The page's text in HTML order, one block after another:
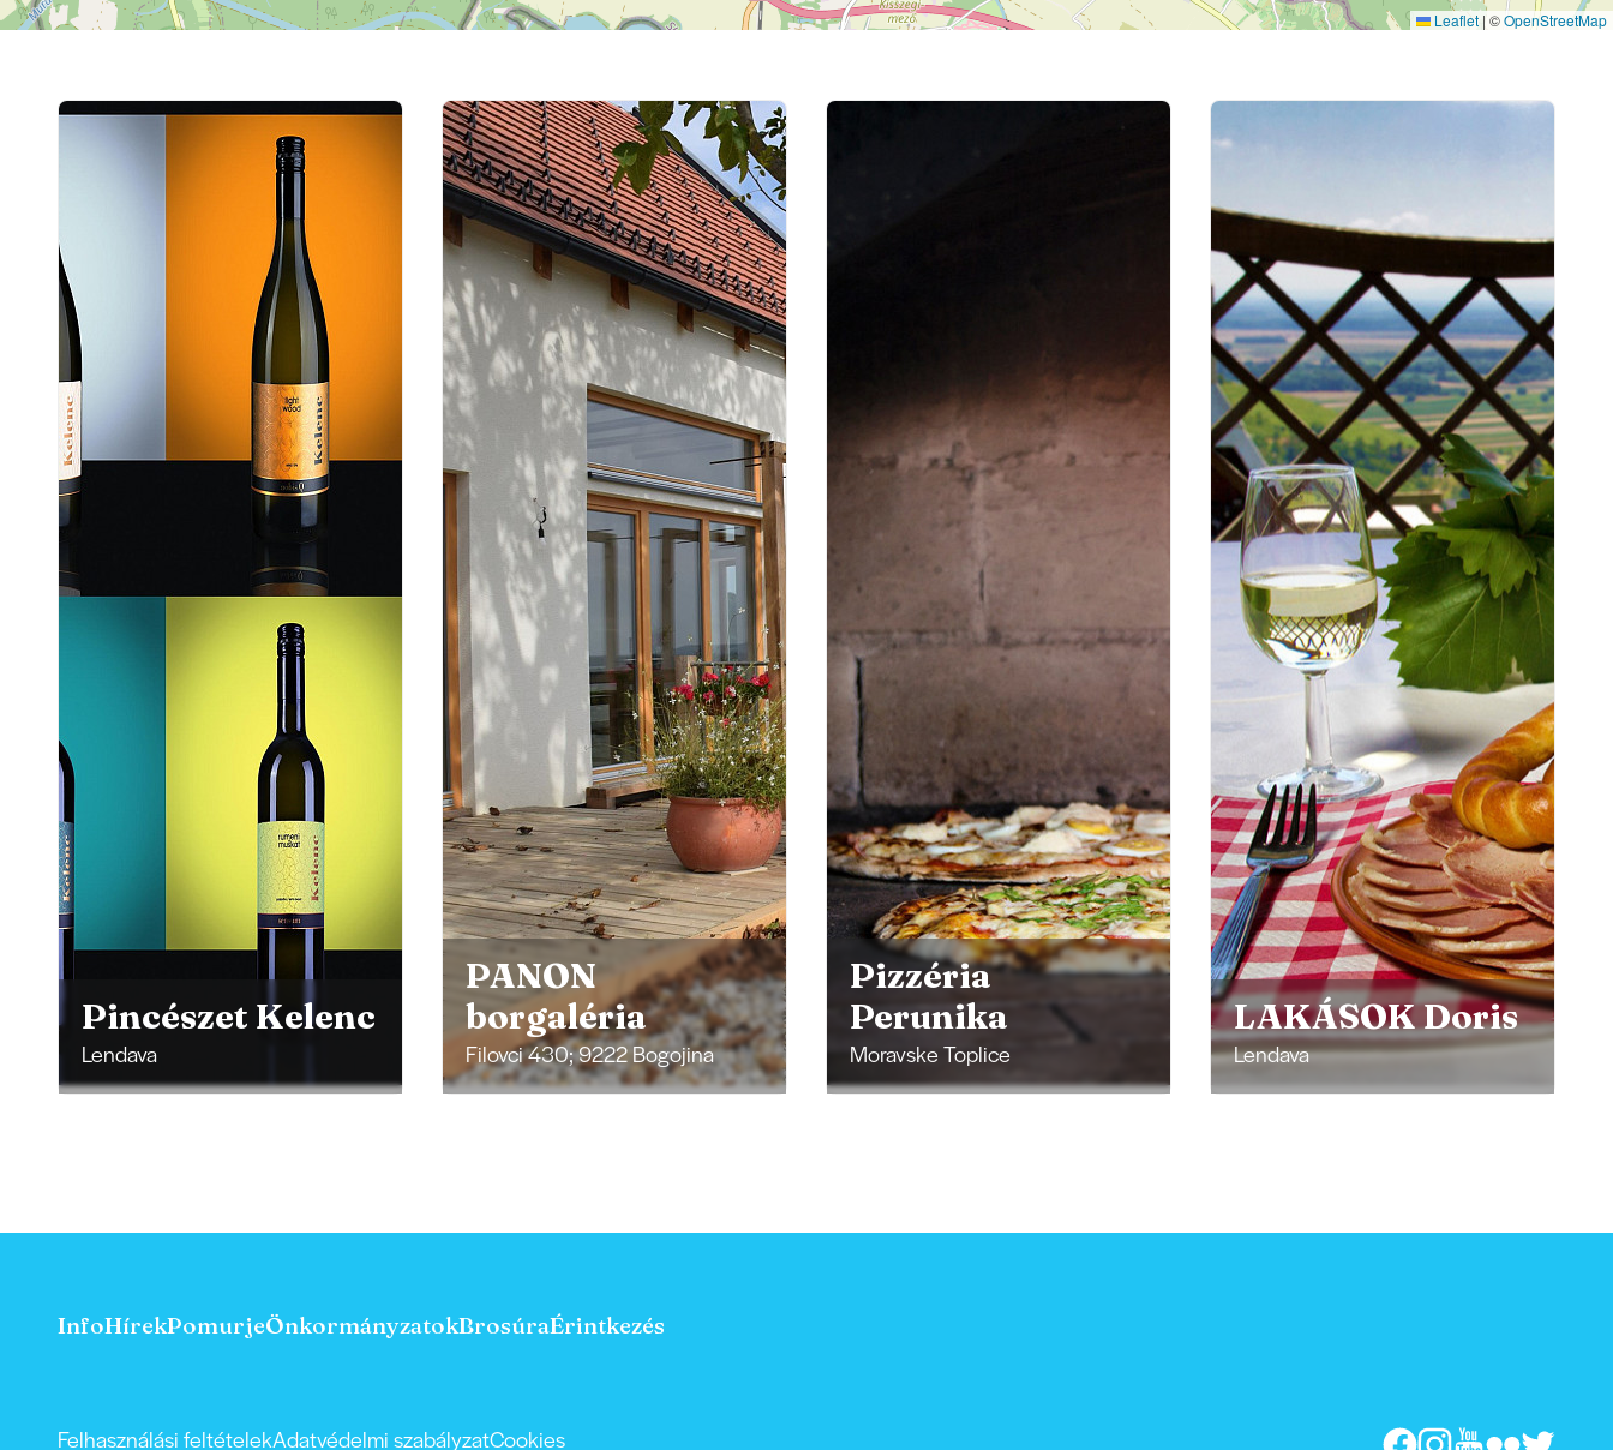
Leaflet | ©OpenStreetMap
borgaléria
Filovci 430; 9222 Bogojina
Pizzéria
Perunika
Moravske Toplice
LAKÁSOK Doris
Lendava
Ökofarm
Radikon
Dolga Vas
InfoHírekPomurjeÖnkormányzatokBrosúraÉrintkezés
Felhasználási feltételekAdatvédelmi szabályzatCookies